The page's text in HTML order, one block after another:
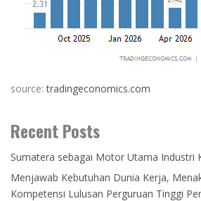
source:tradingeconomics.com
Recent Posts
Sumatera sebagai Motor Utama Industri
Menjawab Kebutuhan Dunia Kerja,
Kompetensi Lulusan Perguruan Tinggi